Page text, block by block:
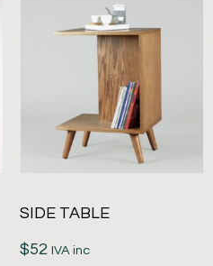
SIDE TABLE
$52 IVA inc